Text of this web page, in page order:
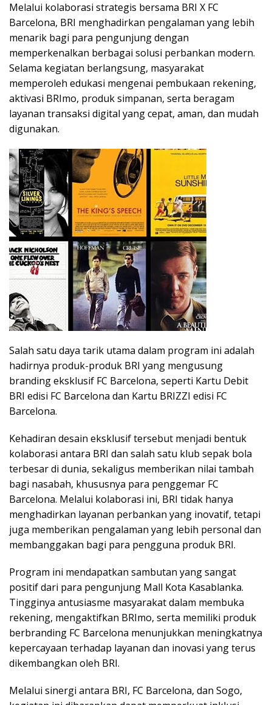
Melalui kolaborasi strategis bersama BRI X FC
Barcelona, BRI menghadirkan pengalaman yang lebih
menarik bagi para pengunjung dengan
memperkenalkan berbagai solusi perbankan modern.
Selama kegiatan berlangsung, masyarakat
memperoleh edukasi mengenai pembukaan rekening,
aktivasi BRImo, produk simpanan, serta beragam
layanan transaksi digital yang cepat, aman, dan mudah
digunakan.
Salah satu daya tarik utama dalam program ini adalah
hadirnya produk-produk BRI yang mengusung
branding eksklusif FC Barcelona, seperti Kartu Debit
BRI edisi FC Barcelona dan Kartu BRIZZI edisi FC
Barcelona.
Kehadiran desain eksklusif tersebut menjadi bentuk
kolaborasi antara BRI dan salah satu klub sepak bola
terbesar di dunia, sekaligus memberikan nilai tambah
bagi nasabah, khususnya para penggemar FC
Barcelona. Melalui kolaborasi ini, BRI tidak hanya
menghadirkan layanan perbankan yang inovatif, tetapi
juga memberikan pengalaman yang lebih personal dan
membanggakan bagi para pengguna produk BRI.
Program ini mendapatkan sambutan yang sangat
positif dari para pengunjung Mall Kota Kasablanka.
Tingginya antusiasme masyarakat dalam membuka
rekening, mengaktifkan BRImo, serta memiliki produk
berbranding FC Barcelona menunjukkan meningkatnya
kepercayaan terhadap layanan dan inovasi yang terus
dikembangkan oleh BRI.
Melalui sinergi antara BRI, FC Barcelona, dan Sogo,